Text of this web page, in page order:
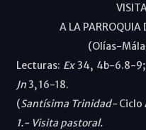
A LA PARROQUIA
(Olías-
Lecturas: Ex34, 4b-6.8-9;
Jn3, 16-18.
(Santísima Trinidad-Ciclo
1.- Visita pastoral.